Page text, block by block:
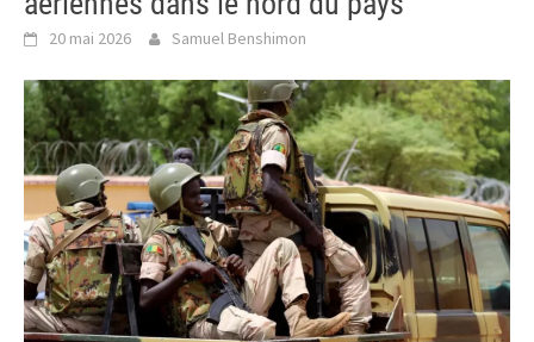
20 mai 2026 Samuel Benshimon